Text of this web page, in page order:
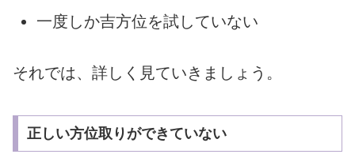
一度しか吉方位を試していない
それでは、詳しく見ていきましょう。
正しい方位取りができていない